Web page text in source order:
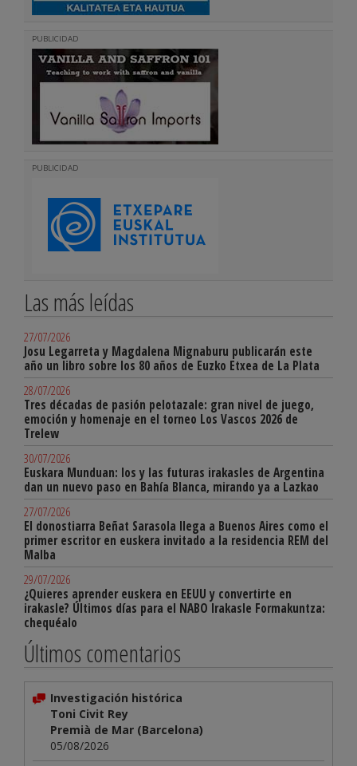
PUBLICIDAD
PUBLICIDAD
Las más leídas
27/07/2026
Josu Legarreta y Magdalena Mignaburu publicarán este
año un libro sobre los 80 años de Euzko Etxea de La Plata
28/07/2026
Tres décadas de pasión pelotazale: gran nivel de juego,
emoción y homenaje en el torneo Los Vascos 2026 de
Trelew
30/07/2026
Euskara Munduan: los y las futuras irakasles de Argentina
dan un nuevo paso en Bahía Blanca, mirando ya a Lazkao
27/07/2026
El donostiarra Beñat Sarasola llega a Buenos Aires como el
primer escritor en euskera invitado a la residencia REM del
Malba
29/07/2026
¿Quieres aprender euskera en EEUU y convertirte en
irakasle? Últimos días para el NABO Irakasle Formakuntza:
chequéalo
Últimos comentarios
Investigación histórica
Toni Civit Rey
Premià de Mar (Barcelona)
05/08/2026